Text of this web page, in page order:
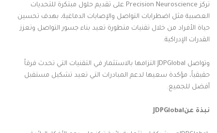
تركز Precision Neuroscience على تقديم حلول مبتكرة للتحديات
العصبية مثل اضطرابات التواصل والإصابات الدماغية، بهدف تحسين
حياة الأفراد من خلال تقنيات متطورة تعيد بناء جسور التواصل وتعزز
القدرات الإدراكية.
وتواصل JDPGlobal التزامها بالاستثمار في التقنيات التي تحدث فرقاً
حقيقياً، مؤكدة سعيها لدعم المبادرات التي تعيد تشكيل مستقبل
أفضل للجميع.
نبذة عنJDPGlobal